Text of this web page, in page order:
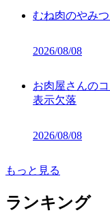
むね肉のやみ
2026/08/08
お肉屋さんの
表示欠落
2026/08/08
もっと見る
ランキング